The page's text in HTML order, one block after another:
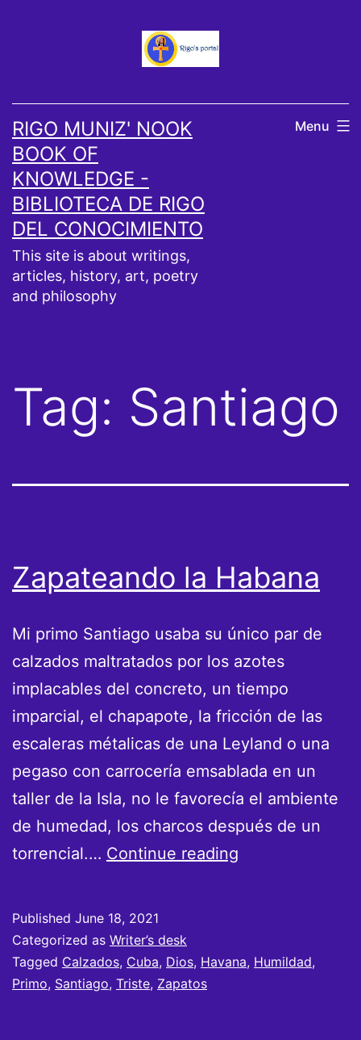
RIGO MUNIZ' NOOK
BOOK OF
KNOWLEDGE -
BIBLIOTECA DE RIGO
DEL CONOCIMIENTO
This site is about writings,
articles, history, art, poetry
and philosophy
Menu
Tag: Santiago
Zapateando la Habana
Mi primo Santiago usaba su único par de
calzados maltratados por los azotes
implacables del concreto, un tiempo
imparcial, el chapapote, la fricción de las
escaleras métalicas de una Leyland o una
pegaso con carrocería emsablada en un
taller de la Isla, no le favorecía el ambiente
de humedad, los charcos después de un
torrencial.… Continue reading
Published June 18, 2021
Categorized as Writer’s desk
Tagged Calzados, Cuba, Dios, Havana, Humildad,
Primo, Santiago, Triste, Zapatos